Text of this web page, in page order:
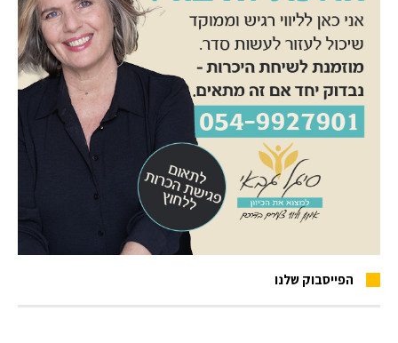
הפייסבוק שלנו